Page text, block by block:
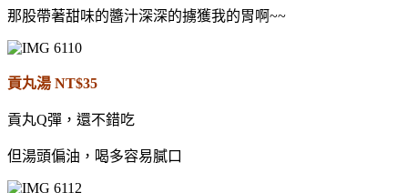
那股帶著甜味的醬汁深深的擄獲我的胃啊~~
貢丸湯 NT$35
貢丸Q彈，還不錯吃
但湯頭偏油，喝多容易膩口